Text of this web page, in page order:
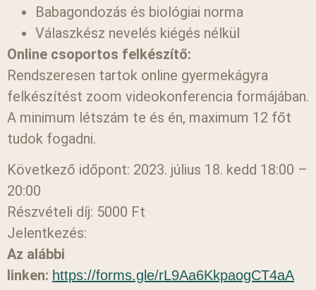
Babagondozás és biológiai norma
Válaszkész nevelés kiégés nélkül
Online csoportos felkészítő:
Rendszeresen tartok online gyermekágyra
felkészítést zoom videokonferencia formájában.
A minimum létszám te és én, maximum 12 főt
tudok fogadni.
Következő időpont: 2023. július 18. kedd 18:00 –
20:00
Részvételi díj: 5000 Ft
Jelentkezés:
Az alábbi
linken: https://forms.gle/rL9Aa6KkpaogCT4aA